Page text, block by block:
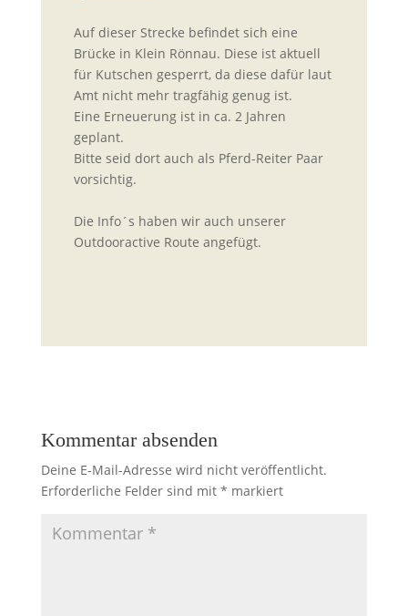
Auf dieser Strecke befindet sich eine
Brücke in Klein Rönnau. Diese ist aktuell
für Kutschen gesperrt, da diese dafür laut
Amt nicht mehr tragfähig genug ist.
Eine Erneuerung ist in ca. 2 Jahren
geplant.
Bitte seid dort auch als Pferd-Reiter Paar
vorsichtig.
Die Info´s haben wir auch unserer
Outdooractive Route angefügt.
Kommentar absenden
Deine E-Mail-Adresse wird nicht veröffentlicht.
Erforderliche Felder sind mit * markiert